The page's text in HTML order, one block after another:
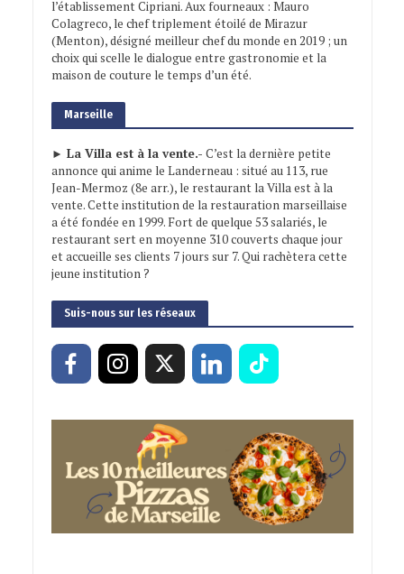
l’établissement Cipriani. Aux fourneaux : Mauro
Colagreco, le chef triplement étoilé de Mirazur
(Menton), désigné meilleur chef du monde en 2019 ; un
choix qui scelle le dialogue entre gastronomie et la
maison de couture le temps d’un été.
Marseille
► La Villa est à la vente.- C’est la dernière petite
annonce qui anime le Landerneau : situé au 113, rue
Jean-Mermoz (8e arr.), le restaurant la Villa est à la
vente. Cette institution de la restauration marseillaise
a été fondée en 1999. Fort de quelque 53 salariés, le
restaurant sert en moyenne 310 couverts chaque jour
et accueille ses clients 7 jours sur 7. Qui rachètera cette
jeune institution ?
Suis-nous sur les réseaux